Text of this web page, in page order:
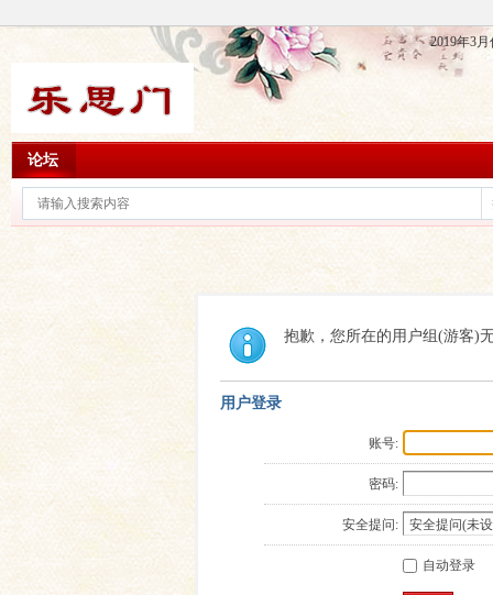
2019年3
论坛
抱歉，您所在的用户组(游客)
用户登录
账号:
密码:
安全提问:
自动登录